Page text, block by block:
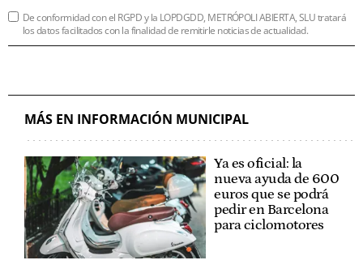
De conformidad con el RGPD y la LOPDGDD, METRÓPOLI ABIERTA, SLU tratará
los datos facilitados con la finalidad de remitirle noticias de actualidad.
MÁS EN INFORMACIÓN MUNICIPAL
Ya es oficial: la
nueva ayuda de 600
euros que se podrá
pedir en Barcelona
para ciclomotores